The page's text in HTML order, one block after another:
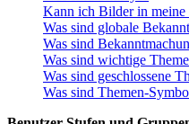
Kann ich Bilder in meine
Was sind globale
Was sind
Was sind wichtige
Was sind geschlossene
Was sind Themen-